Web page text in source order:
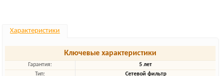
Характеристики
Ключевые характеристики
Гарантия:
5 лет
Тип:
Сетевой фильтр